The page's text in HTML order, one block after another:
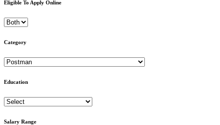
Eligible To Apply Online
Category
Education
Salary Range